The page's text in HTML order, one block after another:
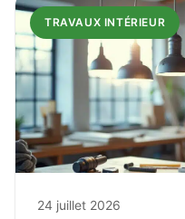
TRAVAUX INTÉRIEUR
24 juillet 2026